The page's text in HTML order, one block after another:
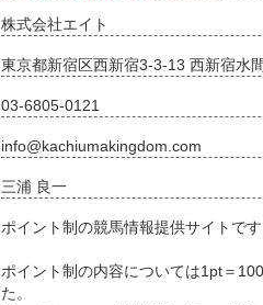
株式会社エイト
東京都新宿区西新宿3-3-13 西新宿水
03-6805-0121
info@kachiumakingdom.com
三浦 良一
ポイント制の競馬情報提供サイトです
ポイント制の内容については1pt＝
た。